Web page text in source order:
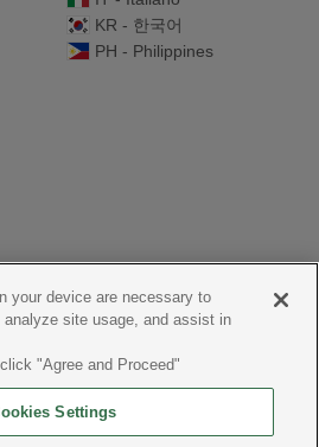
KR - 한국어
PH - Philippines
your device are necessary to
site usage, and assist in
"Agree and Proceed"
Settings